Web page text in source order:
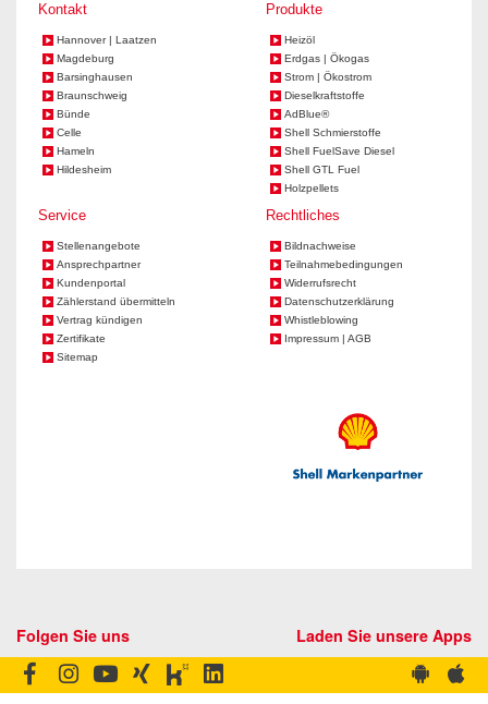
Kontakt
Hannover | Laatzen
Magdeburg
Barsinghausen
Braunschweig
Bünde
Celle
Hameln
Hildesheim
Produkte
Heizöl
Erdgas | Ökogas
Strom | Ökostrom
Dieselkraftstoffe
AdBlue®
Shell Schmierstoffe
Shell FuelSave Diesel
Shell GTL Fuel
Holzpellets
Service
Stellenangebote
Ansprechpartner
Kundenportal
Zählerstand übermitteln
Vertrag kündigen
Zertifikate
Sitemap
Rechtliches
Bildnachweise
Teilnahmebedingungen
Widerrufsrecht
Datenschutzerklärung
Whistleblowing
Impressum | AGB
Folgen Sie uns Laden Sie unsere Apps